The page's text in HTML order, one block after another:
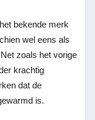
bekende merk
wel eens als
zoals het vorige
krachtig
dat de
is.